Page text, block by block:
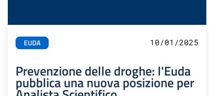
EUDA 10/01/2025
Prevenzione delle droghe: l'Euda
pubblica una nuova posizione per